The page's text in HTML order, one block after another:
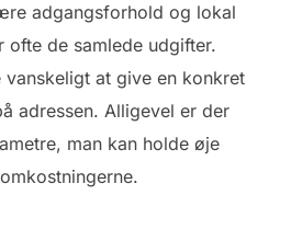
adgangsforhold og lokal
ofte de samlede udgifter.
at give en konkret
adressen. Alligevel er der
man kan holde øje